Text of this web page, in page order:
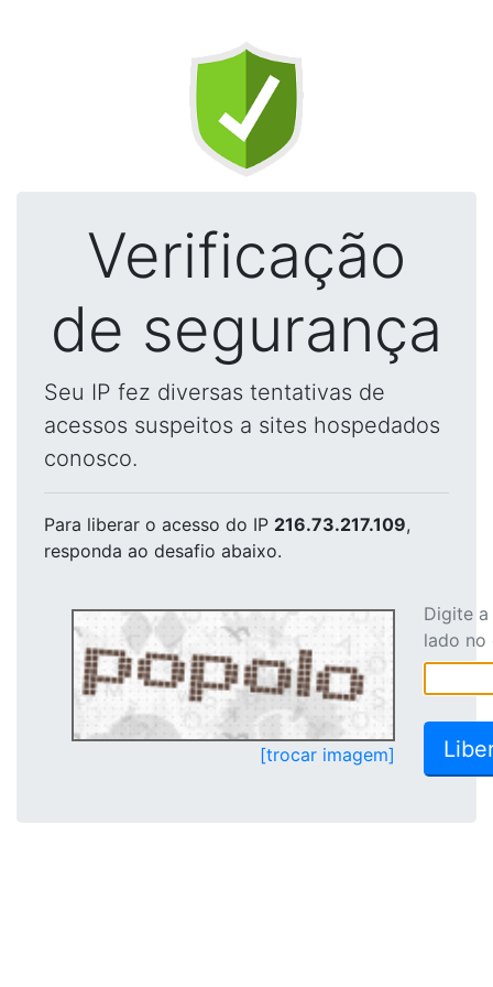
Verificação
de segurança
Seu IP fez diversas tentativas de
acessos suspeitos a sites hospedados
conosco.
Para liberar o acesso do IP 216.73.217.109,
responda ao desafio abaixo.
[trocar imagem]
Digite
lado no